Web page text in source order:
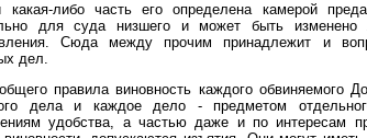
какая-либо часть его определена камерой
для суда низшего и может быть
Сюда между прочим принадлежит и
дел.
правила виновность каждого обвиняемого
дела и каждое дело - предметом
удобства, а частью даже и по интересам